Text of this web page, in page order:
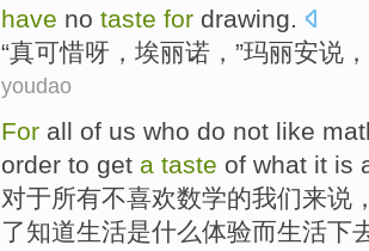
have no taste for drawing.
“真可惜呀， 埃丽诺 ，”玛丽安说
youdao
For all of us who do not like
order to get a taste of what it is
对于所有不喜欢数学的我们来说
了知道生活是什么体验而生活下